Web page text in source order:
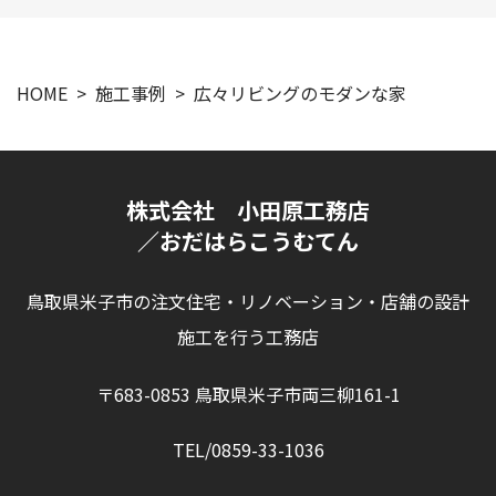
HOME 施工事例 広々リビングのモダンな家
株式会社 小田原工務店
／おだはらこうむてん
鳥取県米子市の注文住宅・リノベーション・店舗の設計
施工を行う工務店
〒683-0853 鳥取県米子市両三柳161-1
TEL/0859-33-1036